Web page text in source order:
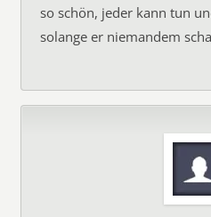
so schön, jeder kann tun
solange er niemandem